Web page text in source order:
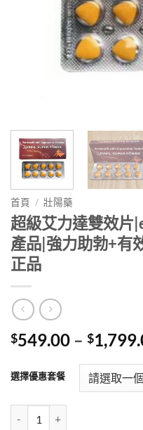
首頁 / 壯陽藥
超級艾力達雙效
產品|強力助勃+有
正品
$549.00 – $
選擇優惠套餐